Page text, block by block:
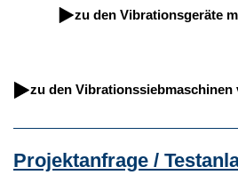
zu den Vibrationsgeräte
zu den Vibrationssiebmaschinen
Projektanfrage /